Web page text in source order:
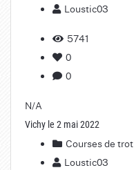
Loustic03
5741
0
0
N/A
Vichy le 2 mai 2022
Courses de trot
Loustic03